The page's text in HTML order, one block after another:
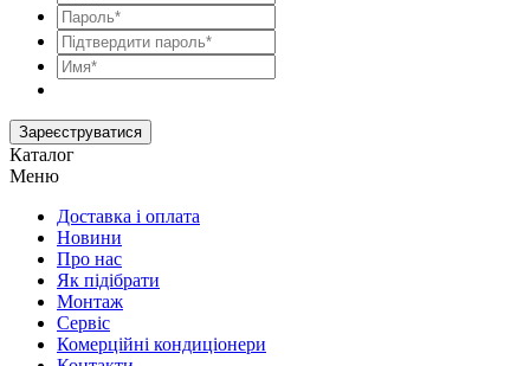
Зареєструватися
Каталог
Меню
Доставка і оплата
Новини
Про нас
Як підібрати
Монтаж
Сервіс
Комерційні кондиціонери